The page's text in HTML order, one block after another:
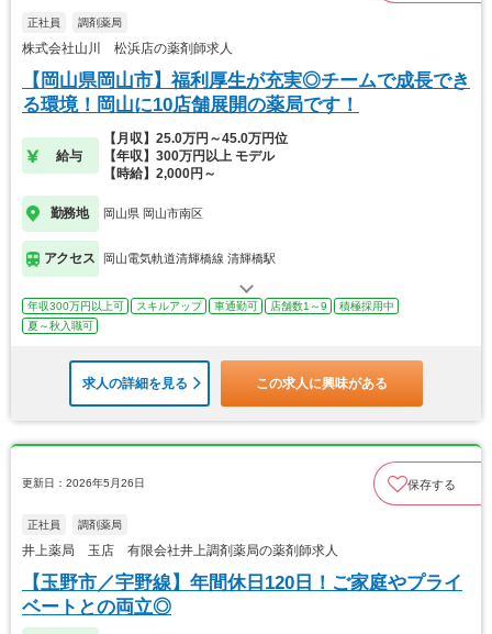
正社員 調剤薬局
株式会社山川 松浜店の薬剤師求人
【岡山県岡山市】福利厚生が充実◎チームで成長でき
る環境！岡山に10店舗展開の薬局です！
給与
【月収】25.0万円～45.0万円位
【年収】300万円以上 モデル
【時給】2,000円～
勤務地 岡山県 岡山市南区
アクセス 岡山電気軌道清輝橋線 清輝橋駅
年収300万円以上可 スキルアップ 車通勤可 店舗数1～9
積極採用中
夏～秋入職可
求人の詳細を見る この求人に興味がある
更新日：2026年5月26日 保存する
正社員 調剤薬局
井上薬局 玉店 有限会社井上調剤薬局の薬剤師求人
【玉野市／宇野線】年間休日120日！ご家庭やプライ
ベートとの両立◎